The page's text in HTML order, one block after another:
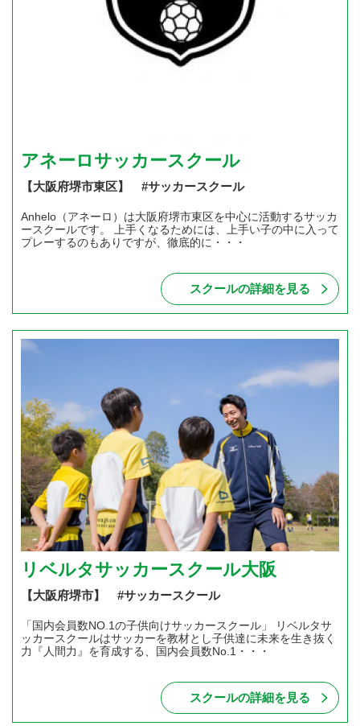
アネーロサッカースクール
【大阪府堺市東区】 #サッカースクール
Anhelo（アネーロ）は大阪府堺市東区を中心に活動するサッカ
ースクールです。 上手くなるためには、上手い子の中に入って
プレーするのもありですが、徹底的に・・・
スクールの詳細を見る
リベルタサッカースクール大阪
【大阪府堺市】 #サッカースクール
「国内会員数NO.1の子供向けサッカースクール」 リベルタサ
ッカースクールはサッカーを教材とし子供達に未来を生き抜く
力『人間力』を育成する、国内会員数No.1・・・
スクールの詳細を見る